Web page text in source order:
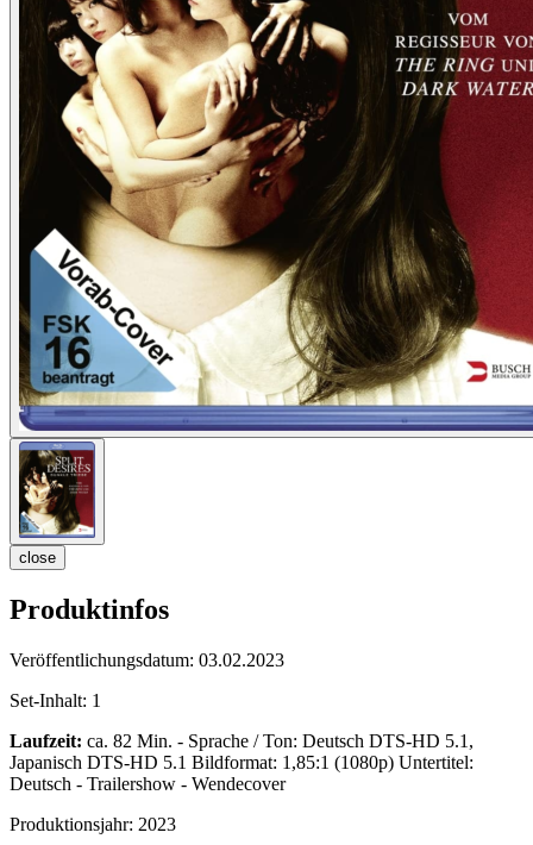
close
Produktinfos
Veröffentlichungsdatum: 03.02.2023
Set-Inhalt: 1
Laufzeit: ca. 82 Min. - Sprache / Ton: Deutsch DTS-HD 5.1,
Japanisch DTS-HD 5.1 Bildformat: 1,85:1 (1080p) Untertitel:
Deutsch - Trailershow - Wendecover
Produktionsjahr: 2023